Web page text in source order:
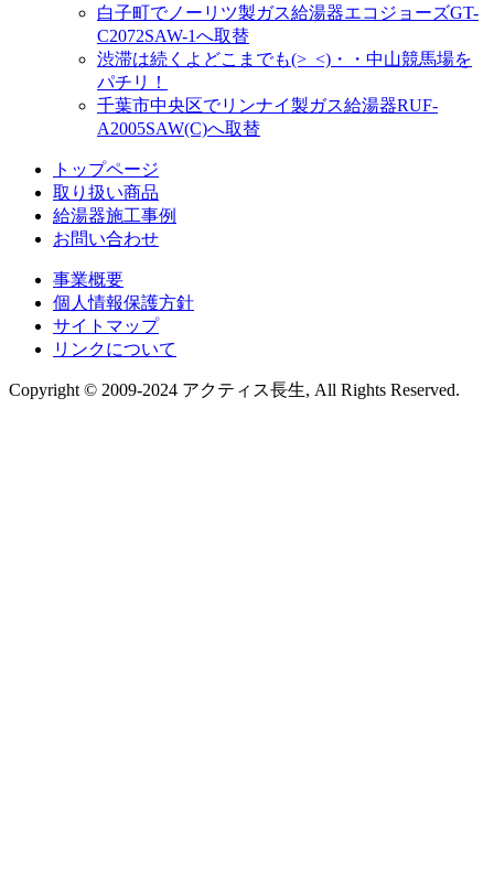
白子町でノーリツ製ガス給湯器エコジョーズGT-
C2072SAW-1へ取替
渋滞は続くよどこまでも(>_<)・・中山競馬場を
パチリ！
千葉市中央区でリンナイ製ガス給湯器RUF-
A2005SAW(C)へ取替
トップページ
取り扱い商品
給湯器施工事例
お問い合わせ
事業概要
個人情報保護方針
サイトマップ
リンクについて
Copyright © 2009-2024 アクティス長生, All Rights Reserved.